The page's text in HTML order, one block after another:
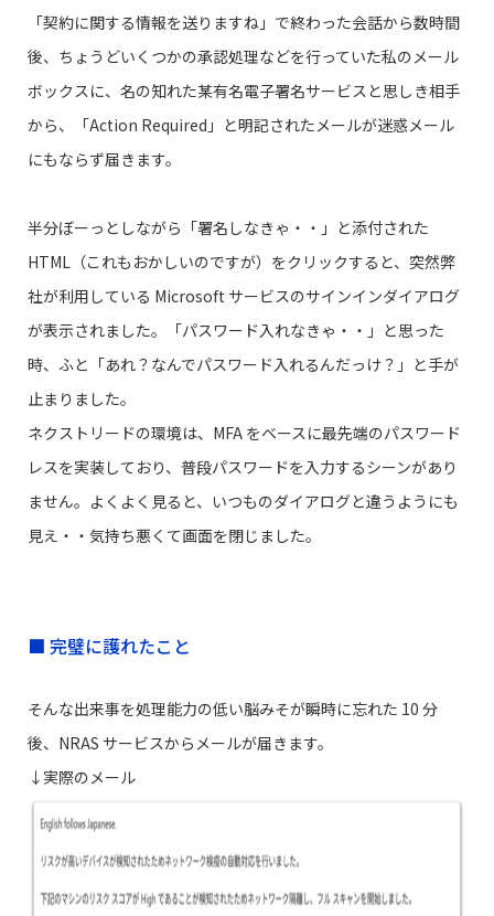
「契約に関する情報を送りますね」で終わった会話から数時間
後、ちょうどいくつかの承認処理などを行っていた私のメール
ボックスに、名の知れた某有名電子署名サービスと思しき相手
から、「Action Required」と明記されたメールが迷惑メール
にもならず届きます。
半分ぼーっとしながら「署名しなきゃ・・」と添付された
HTML（これもおかしいのですが）をクリックすると、突然弊
社が利用している Microsoft サービスのサインインダイアログ
が表示されました。「パスワード入れなきゃ・・」と思った
時、ふと「あれ？なんでパスワード入れるんだっけ？」と手が
止まりました。
ネクストリードの環境は、MFA をベースに最先端のパスワード
レスを実装しており、普段パスワードを入力するシーンがあり
ません。よくよく見ると、いつものダイアログと違うようにも
見え・・気持ち悪くて画面を閉じました。
■ 完璧に護れたこと
そんな出来事を処理能力の低い脳みそが瞬時に忘れた 10 分
後、NRAS サービスからメールが届きます。
↓実際のメール